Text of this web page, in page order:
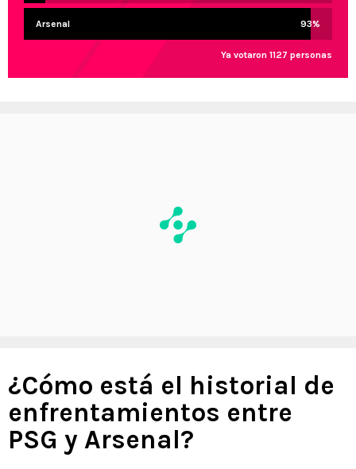
Arsenal 93%
Ya votaron 1127 personas
¿Cómo está el historial de
enfrentamientos entre
PSG y Arsenal?